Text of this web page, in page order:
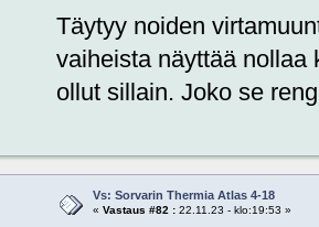
Täytyy noiden
vaiheista näyttää nollaa
ollut sillain. Joko se
Vs: Sorvarin Thermia Atlas 4-18
« Vastaus #82 :22.11.23 - klo:19:53 »